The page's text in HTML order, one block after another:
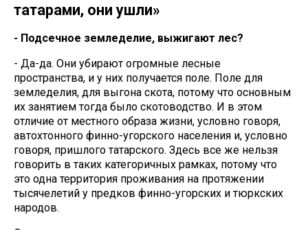
татарами, они ушли»
- Подсечное земледелие, выжигают лес?
- Да-да. Они убирают огромные лесные
пространства, и у них получается поле. Поле для
земледелия, для выгона скота, потому что основным
их занятием тогда было скотоводство. И в этом
отличие от местного образа жизни, условно говоря,
автохтонного финно-угорского населения и, условно
говоря, пришлого татарского. Здесь все же нельзя
говорить в таких категоричных рамках, потому что
это одна территория проживания на протяжении
тысячелетий у предков финно-угорских и тюркских
народов.